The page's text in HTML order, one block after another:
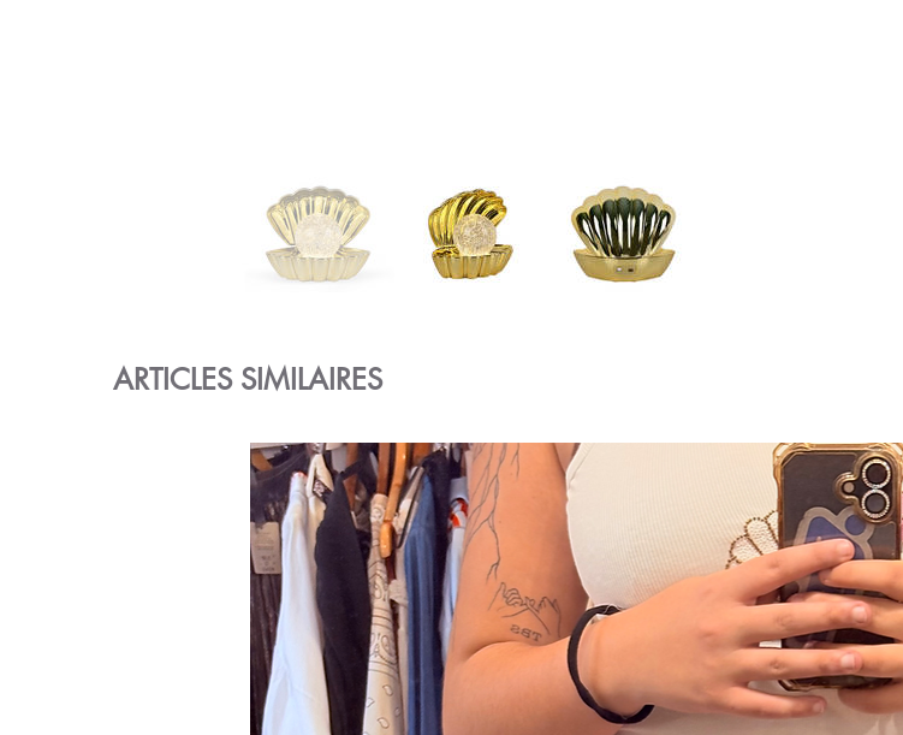
ARTICLES SIMILAIRES